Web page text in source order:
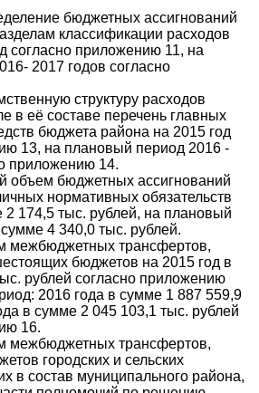
бюджетных ассигнований
классификации расходов
согласно приложению 11, на
2017 годов согласно
структуру расходов
в её составе перечень главных
бюджета района на 2015 год
13, на плановый период 2016 -
приложению 14.
объем бюджетных ассигнований
нормативных обязательств
2 174,5 тыс. рублей, на плановый
4 340,0 тыс. рублей.
межбюджетных трансфертов,
бюджетов на 2015 год в
рублей согласно приложению
2016 года в сумме 1 887 559,9
в сумме 2 045 103,1 тыс. рублей
16.
межбюджетных трансфертов,
городских и сельских
в состав муниципального района,